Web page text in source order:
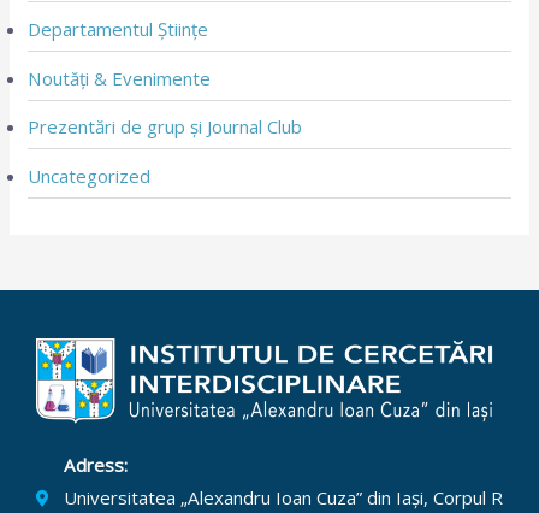
Departamentul Științe
Noutăți & Evenimente
Prezentări de grup și Journal Club
Uncategorized
Adress:
Universitatea „Alexandru Ioan Cuza” din Iași, Corpul R